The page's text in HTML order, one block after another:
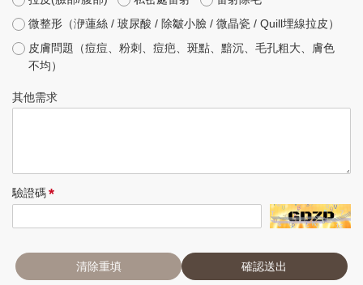
微整形（洢蓮絲 / 玻尿酸 / 除皺小臉 / 微晶瓷 / Quill埋線拉皮）
皮膚問題（痘痘、粉刺、痘疤、斑點、黯沉、毛孔粗大、膚色
不均）
其他需求
驗證碼*
清除重填 確認送出